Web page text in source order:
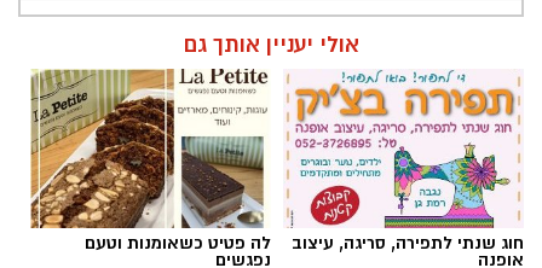
אולי יעניין אותך גם
חוג שנתי לתפירה, סריגה, עיצוב
אופנה
לה פטיט כשאומנות וטעם
נפגשים